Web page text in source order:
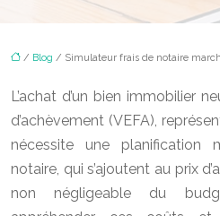
/ Blog / Simulateur frais de notaire
L’achat d’un bien immobilier
d’achèvement (VEFA),
nécessite une planification
notaire, qui s’ajoutent au prix
non négligeable du